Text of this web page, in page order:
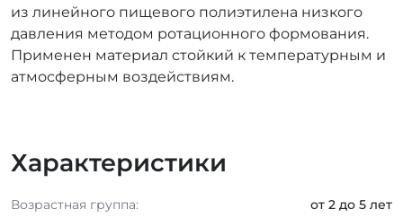
из линейного пищевого полиэтилена низкого
давления методом ротационного формования.
Применен материал стойкий к температурным и
атмосферным воздействиям.
Характеристики
Возрастная группа:
от 2 до 5 лет